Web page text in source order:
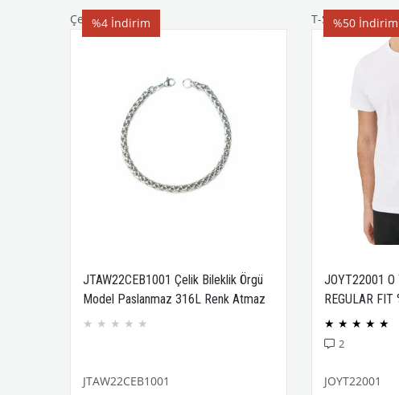
Çelik Bileklik
JTAW22CEB1001 Çelik Bileklik Örgü
Model Paslanmaz 316L Renk Atmaz
Janti Garantili
★ ★ ★ ★ ★
JTAW22CEB1001
%4 İndirim T-Shirt
JOYT22001 O
REGULAR
COMPACK
★ ★ ★ ★ ★
2
JOYT22001
%50 İndirim